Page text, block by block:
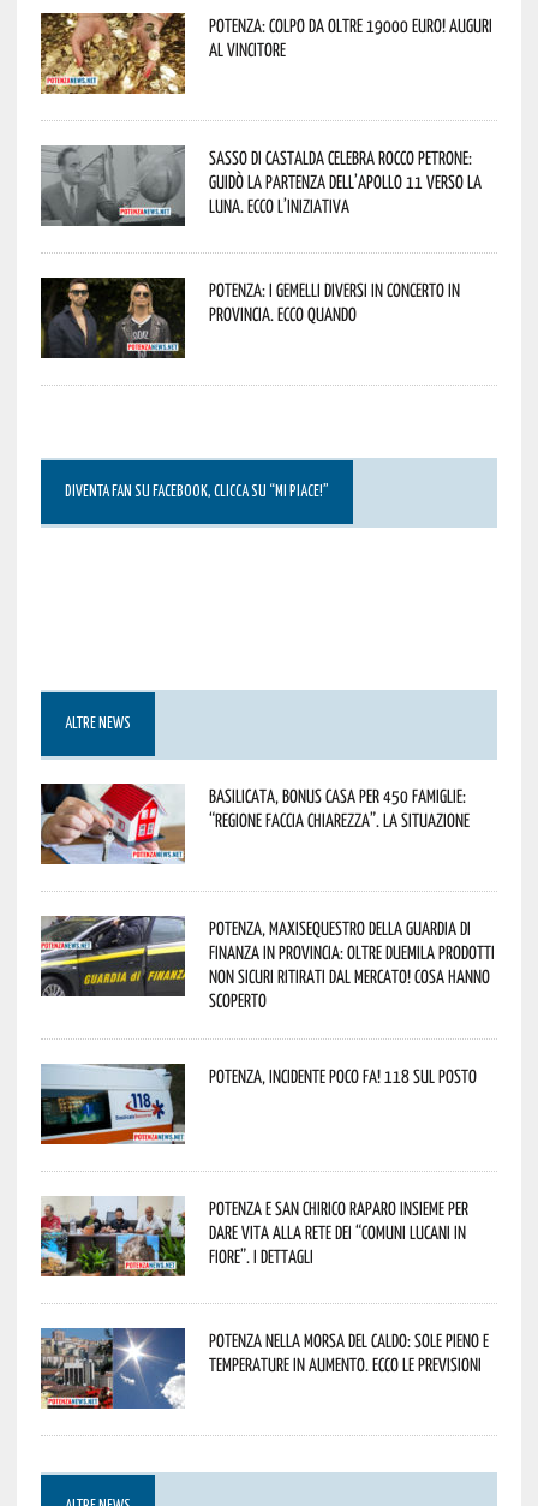
Potenza: colpo da oltre 19000 Euro! Auguri
al vincitore
Sasso di Castalda celebra Rocco Petrone:
guidò la partenza dell’Apollo 11 verso la
Luna. Ecco l’iniziativa
Potenza: i Gemelli DiVersi in concerto in
provincia. Ecco quando
DIVENTA FAN SU FACEBOOK, CLICCA SU “MI PIACE!”
ALTRE NEWS
Basilicata, Bonus casa per 450 famiglie:
“Regione faccia chiarezza”. La situazione
Potenza, maxisequestro della Guardia di
Finanza in provincia: oltre duemila prodotti
non sicuri ritirati dal mercato! Cosa hanno
scoperto
Potenza, incidente poco fa! 118 sul posto
Potenza e San Chirico Raparo insieme per
dare vita alla rete dei “Comuni Lucani in
Fiore”. I dettagli
Potenza nella morsa del caldo: sole pieno e
temperature in aumento. Ecco le previsioni